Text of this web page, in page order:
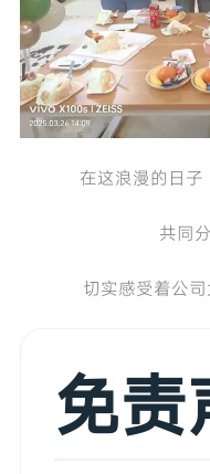
在这浪漫的日子
共同
切实感受着公司
免责